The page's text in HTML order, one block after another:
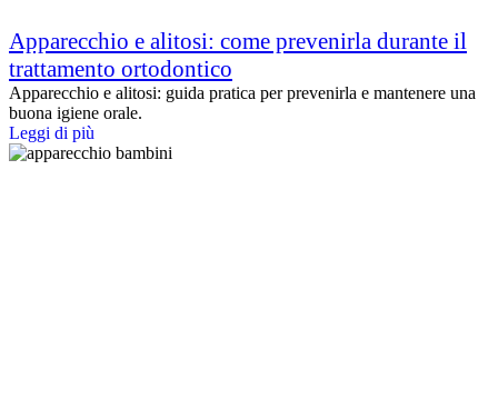
Apparecchio e alitosi: come prevenirla durante il
trattamento ortodontico
Apparecchio e alitosi: guida pratica per prevenirla e mantenere una
buona igiene orale.
Leggi di più